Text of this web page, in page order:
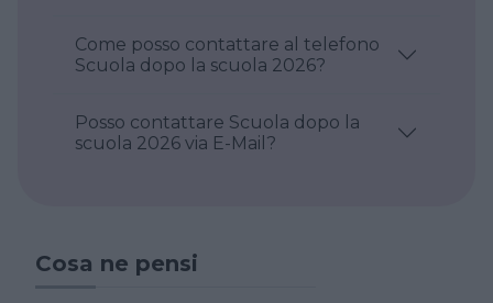
Come posso contattare al telefono
Scuola dopo la scuola 2026?
Posso contattare Scuola dopo la
scuola 2026 via E-Mail?
Cosa ne pensi